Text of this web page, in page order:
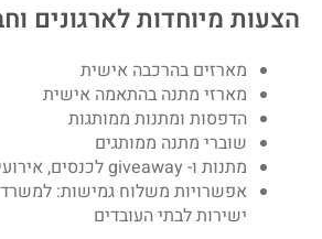
הצעות מיוחדות לארגונים
מארזים בהרכבה אישית
מארזי מתנה בהתאמה אישית
הדפסות ומתנות ממותגות
שוברי מתנה ממותגים
מתנות ו- giveaway לכנסים, אירועי חברה וחגים
אפשרויות משלוח גמישות:
ישירות לבתי העובדים